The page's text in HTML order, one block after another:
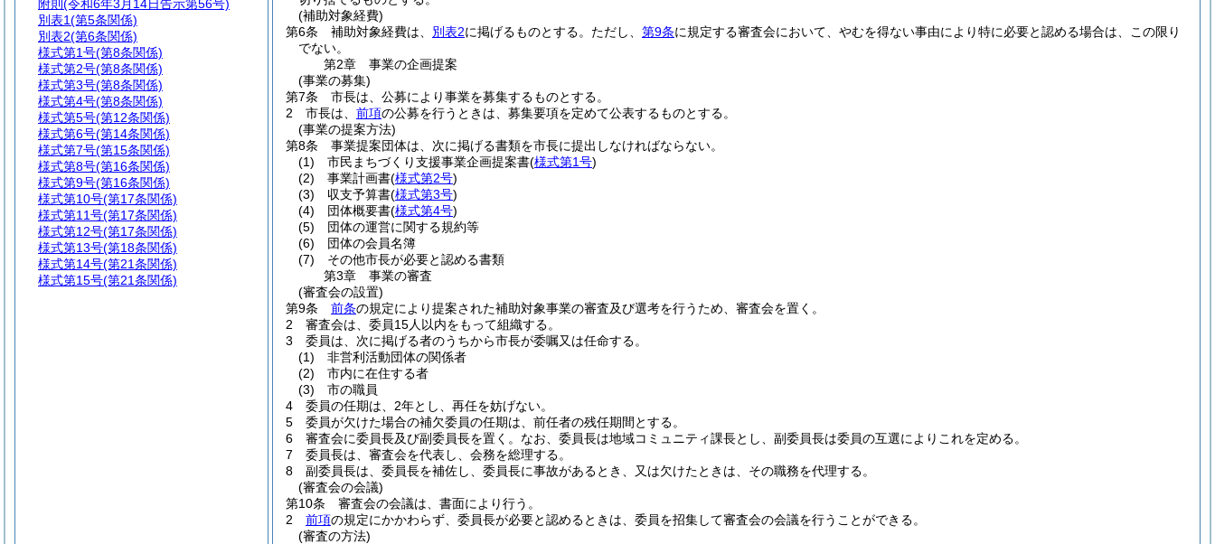
(補助対象経費)
第6条
補助対象経費は、 別表2に掲げるものとする。 ただし、 第9条に規定する審査会において、やむを得ない事由により特に必要と認める場合は、この限り
でない。
第2章
事業の企画提案
(事業の募集)
第7条
市長は、公募により事業を募集するものとする。
2
市長は、 前項の公募を行うときは、募集要項を定めて公表するものとする。
(事業の提案方法)
第8条
事業提案団体は、次に掲げる書類を市長に提出しなければならない。
(1)
市民まちづくり支援事業企画提案書(様式第1号)
(2)
事業計画書(様式第2号)
(3)
収支予算書(様式第3号)
(4)
団体概要書(様式第4号)
(5)
団体の運営に関する規約等
(6)
団体の会員名簿
(7)
その他市長が必要と認める書類
第3章
事業の審査
(審査会の設置)
第9条
前条の規定により提案された補助対象事業の審査及び選考を行うため、審査会を置く。
2
審査会は、委員15人以内をもって組織する。
3
委員は、次に掲げる者のうちから市長が委嘱又は任命する。
(1)
非営利活動団体の関係者
(2)
市内に在住する者
(3)
市の職員
4
委員の任期は、2年とし、再任を妨げない。
5
委員が欠けた場合の補欠委員の任期は、前任者の残任期間とする。
6
審査会に委員長及び副委員長を置く。 なお、委員長は地域コミュニティ課長とし、副委員長は委員の互選によりこれを定める。
7
委員長は、審査会を代表し、会務を総理する。
8
副委員長は、委員長を補佐し、委員長に事故があるとき、又は欠けたときは、その職務を代理する。
(審査会の会議)
第10条
審査会の会議は、書面により行う。
2
前項の規定にかかわらず、委員長が必要と認めるときは、委員を招集して審査会の会議を行うことができる。
(審査の方法)
附則 (令和6年3月14日告示第56号)
別表1(第5条関係)
別表2(第6条関係)
様式第1号(第8条関係)
様式第2号(第8条関係)
様式第3号(第8条関係)
様式第4号(第8条関係)
様式第5号(第12条関係)
様式第6号(第14条関係)
様式第7号(第15条関係)
様式第8号(第16条関係)
様式第9号(第16条関係)
様式第10号(第17条関係)
様式第11号(第17条関係)
様式第12号(第17条関係)
様式第13号(第18条関係)
様式第14号(第21条関係)
様式第15号(第21条関係)